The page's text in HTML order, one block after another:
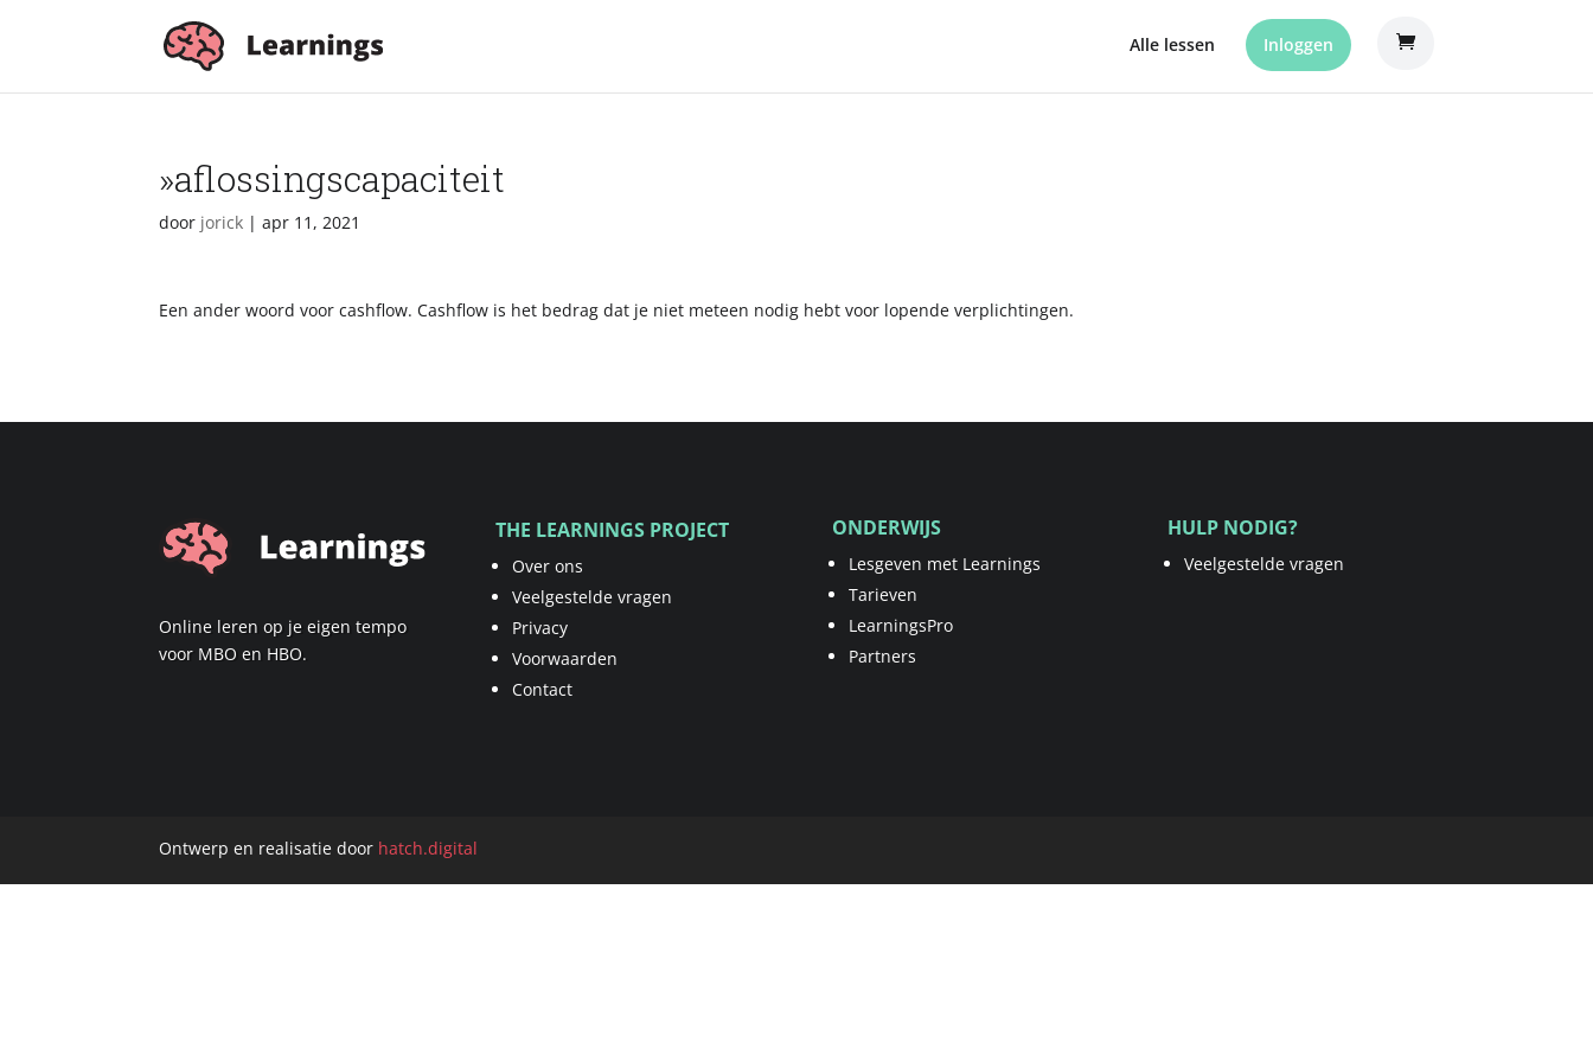
Alle lessen Inloggen
»aflossingscapaciteit
door jorick |apr 11, 2021
Een ander woord voor cashflow. Cashflow is het bedrag dat je niet meteen nodig hebt voor lopende verplichtingen.
Online leren op je eigen tempo
voor MBO en HBO.
THE LEARNINGS PROJECT
Over ons
Veelgestelde vragen
Privacy
Voorwaarden
Contact
ONDERWIJS
Lesgeven met Learnings
Tarieven
LearningsPro
Partners
HULP NODIG?
Veelgestelde vragen
Ontwerp en realisatie door hatch.digital